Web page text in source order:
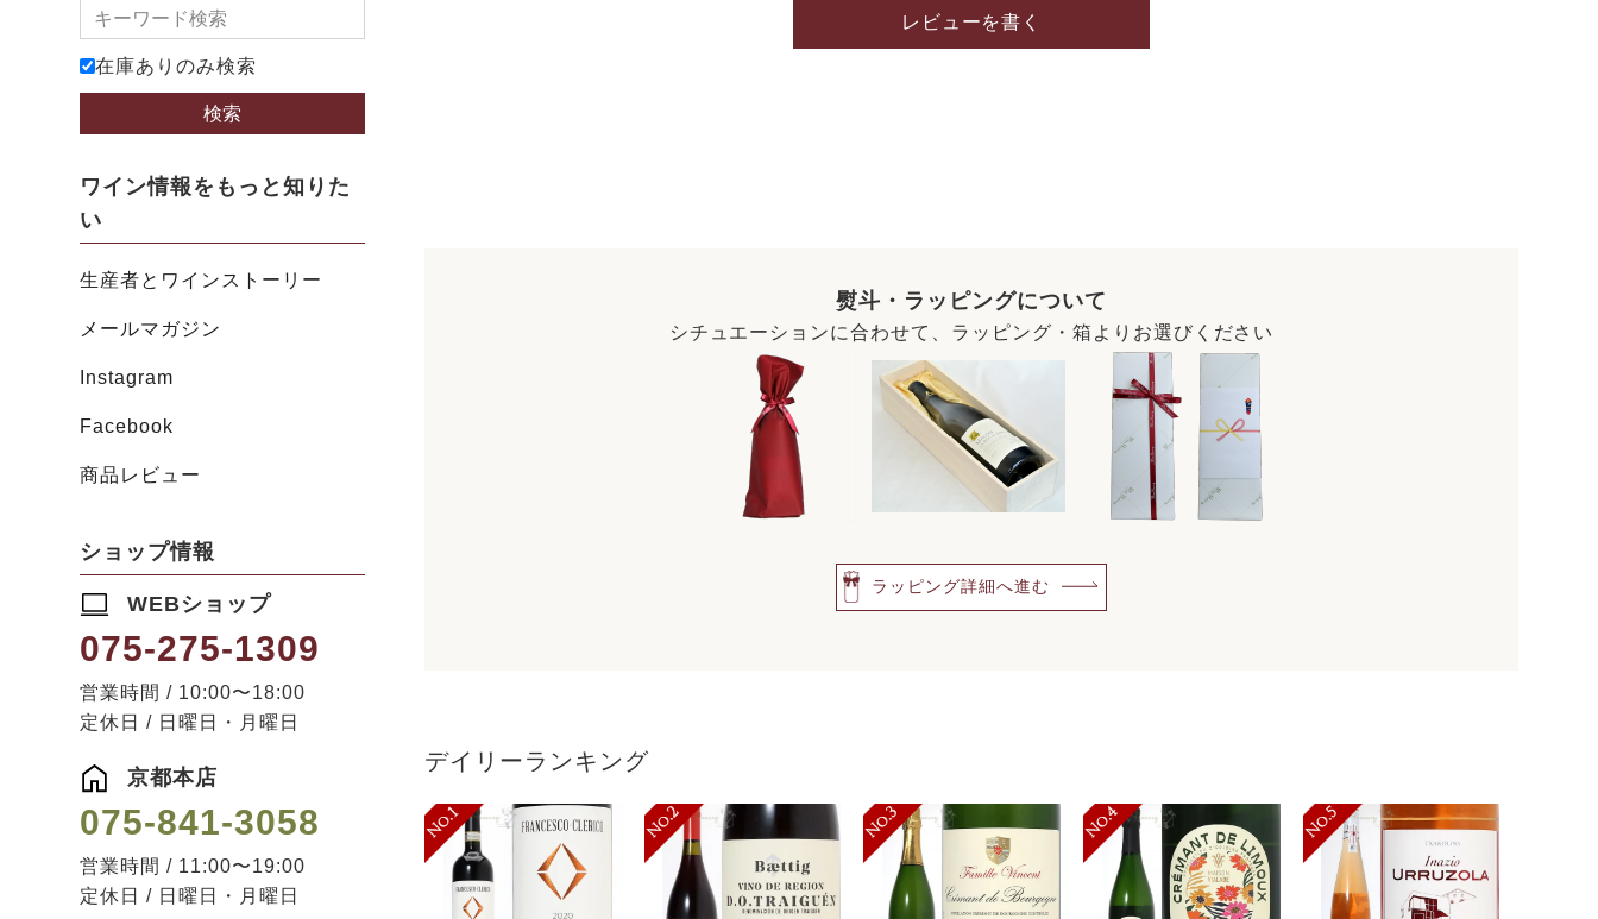
在庫ありのみ検索
検索
ワイン情報をもっと知りた
い
生産者とワインストーリー
メールマガジン
Instagram
Facebook
商品レビュー
ショップ情報
WEBショップ
075-275-1309
営業時間 / 10:00〜18:00
定休日 / 日曜日・月曜日
京都本店
075-841-3058
営業時間 / 11:00〜19:00
定休日 / 日曜日・月曜日
レビューを書く
熨斗・ラッピングについて
シチュエーションに合わせて、ラッピング・箱よりお選びください
ラッピング詳細へ進む
デイリーランキング